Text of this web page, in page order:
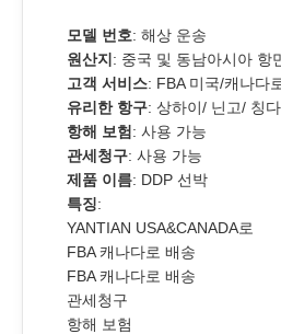
모델 번호: 해상 운송
원산지 : 중국 및 동남아시아 항
고객 서비스: FBA 미국/캐나다
유리한 항구: 상하이/ 닌고/ 칭
항해 보험: 사용 가능
관세청구: 사용 가능
제품 이름: DDP 선박
특징:
YANTIAN USA&CANADA로
FBA 캐나다로 배송
FBA 캐나다로 배송
관세청구
항해 보험